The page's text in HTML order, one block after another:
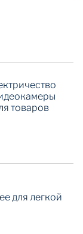
товаров
для легкой